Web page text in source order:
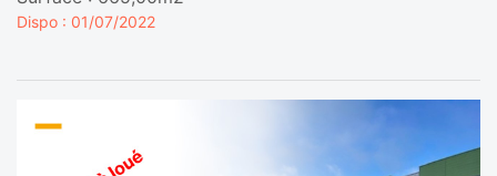
Dispo : 01/07/2022